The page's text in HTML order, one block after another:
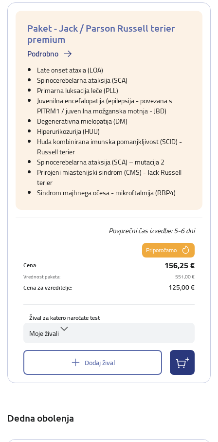
Paket - Jack / Parson Russell terier
premium
Podrobno
Late onset ataxia (LOA)
Spinocerebelarna ataksija (SCA)
Primarna luksacija leče (PLL)
Juvenilna encefalopatija (epilepsija - povezana s
PITRM1 / juvenilna možganska motnja - JBD)
Degenerativna mielopatija (DM)
Hiperurikozurija (HUU)
Huda kombinirana imunska pomanjkljivost (SCID) -
Russell terier
Spinocerebelarna ataksija (SCA) – mutacija 2
Prirojeni miastenijski sindrom (CMS) - Jack Russell
terier
Sindrom majhnega očesa - mikroftalmija (RBP4)
Povprečni čas izvedbe: 5-6 dni
Priporočamo
Cena:
156,25 €
Vrednost paketa: 551,00 €
Cena za vzreditelje: 125,00 €
Žival za katero naročate test
Moje živali
Dodaj žival
Dedna obolenja